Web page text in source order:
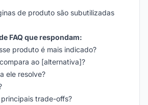
de produto são subutilizadas
FAQ que respondam:
produto é mais indicado?
ao [alternativa]?
ele resolve?
principais trade-offs?